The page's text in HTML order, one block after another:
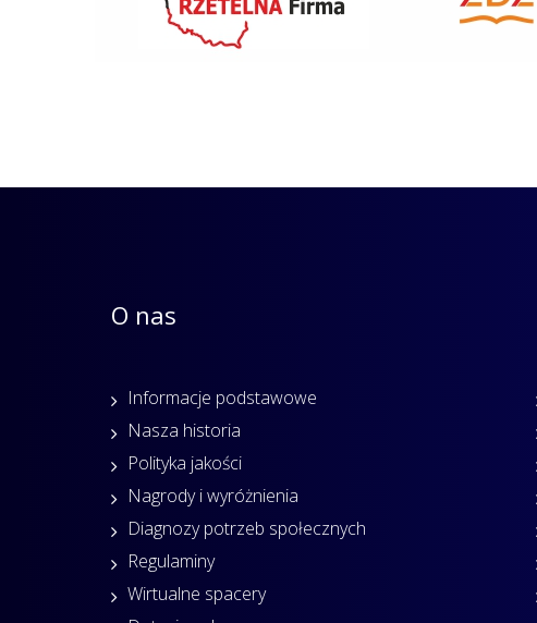
O nas
Informacje podstawowe
Nasza historia
Polityka jakości
Nagrody i wyróżnienia
Diagnozy potrzeb społecznych
Regulaminy
Wirtualne spacery